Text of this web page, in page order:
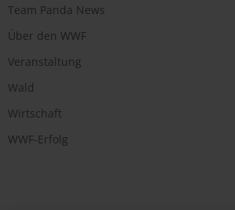
Team Panda News
Über den WWF
Veranstaltung
Wald
Wirtschaft
WWF-Erfolg